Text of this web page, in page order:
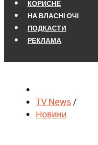
КОРИСНЕ
НА ВЛАСНІ ОЧІ
ПОДКАСТИ
РЕКЛАМА
TV News/
Новини